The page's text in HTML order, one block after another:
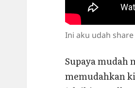
Ini aku udah
Supaya mudah
memudahkan